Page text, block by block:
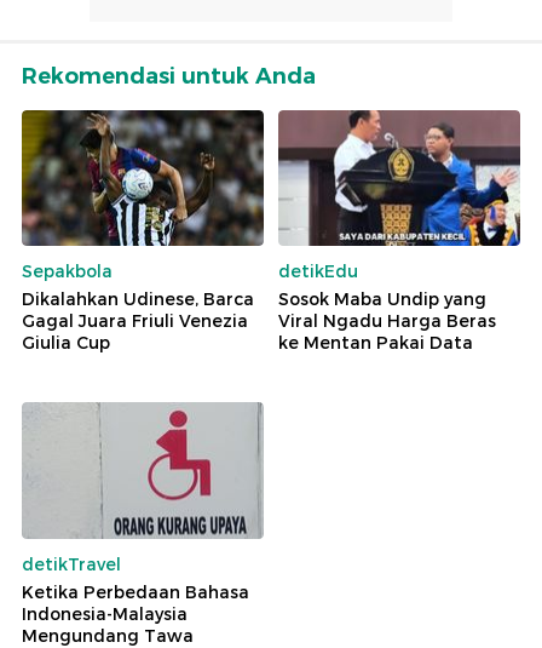
Rekomendasi untuk Anda
Sepakbola
Dikalahkan Udinese, Barca
Gagal Juara Friuli Venezia
Giulia Cup
detikEdu
Sosok Maba Undip yang
Viral Ngadu Harga Beras
ke Mentan Pakai Data
detikTravel
Ketika Perbedaan Bahasa
Indonesia-Malaysia
Mengundang Tawa